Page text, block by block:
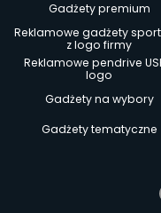
Gadżety premium
Reklamowe gadżety
z logo firmy
Reklamowe pendrive
logo
Gadżety na wybory
Gadżety tematyczne